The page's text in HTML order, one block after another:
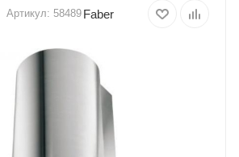
Артикул: 58489 Faber